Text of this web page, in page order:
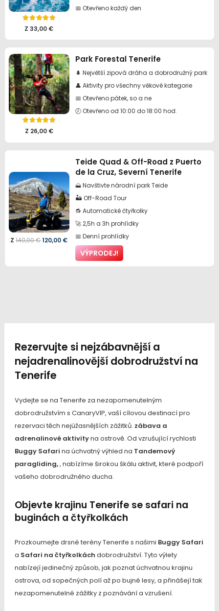
Hodnocení
Z33,00 €
📅 Otevřeno každý den
Hodnocení
Z 26,00 €
Park Forestal Tenerife
🌲 Největší zipová dráha a dobrodružný park
👤 Aktivity pro všechny věkové kategorie
📅 Otevřeno pátek, so a ne
🕖 Otevřeno od 10:00 do 18:00 hod.
Z140,00€Původní
120,00 €Aktuální
cena
Teide Quad & Off-Road z Puerto
de la Cruz, Severní Tenerife
🗻 Navštivte národní park Teide
🏜️ Off-Road Tour
🔂 Automatické čtyřkolky
🚀 2,5h a 3h prohlídky
📅 Denní prohlídky
VÝPRODEJ!
Rezervujte si nejzábavnější a
nejadrenalinovější dobrodružství na
Tenerife
Vydejte se na Tenerife za nezapomenutelným
dobrodružstvím s CanaryVIP, vaší cílovou destinací pro
rezervaci těch nejúžasnějších zážitků. zábava a
adrenalinové aktivityna ostrově. Od vzrušující rychlosti
Buggy Safari na úchvatný výhled na Tandemový
paragliding,, nabízíme širokou škálu aktivit, které podpoří
vašeho dobrodružného ducha.
Objevte krajinu Tenerife se safari na
buginách a čtyřkolkách
Prozkoumejte drsné terény Tenerife s našimi Buggy Safari
a Safari na čtyřkolkách dobrodružství. Tyto výlety
nabízejí jedinečný způsob, jak poznat úchvatnou krajinu
ostrova, od sopečných polí až po bujné lesy, a přinášejí tak
nezapomenutelné zážitky z poznávání a vzrušení.